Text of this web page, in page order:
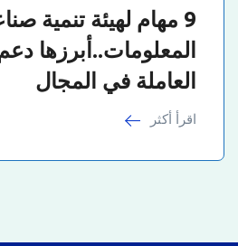
9 مهام لهيئة تنمية
المعلومات..أبرزها
العاملة في المجال
اقرأ أكثر